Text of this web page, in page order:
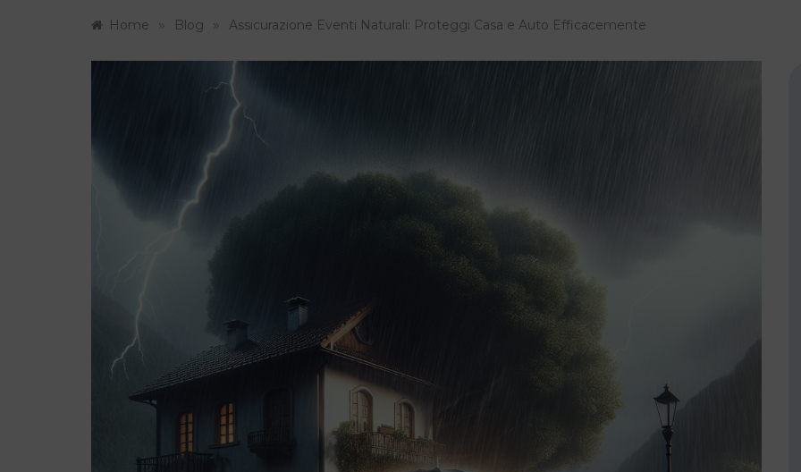
Home » Blog » Assicurazione Eventi Naturali: Proteggi Casa e Auto Efficacemente